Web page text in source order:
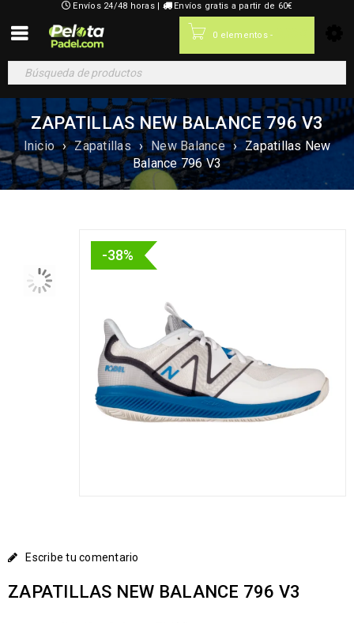
Envíos 24/48 horas | Envíos gratis a partir de 60€
0 elementos -
ZAPATILLAS NEW BALANCE 796 V3
Inicio › Zapatillas › New Balance › Zapatillas New
Balance 796 V3
-38%
Escribe tu comentario
ZAPATILLAS NEW BALANCE 796 V3